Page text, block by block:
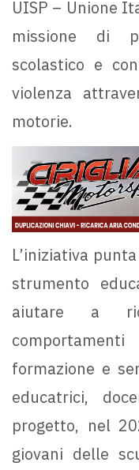
UISP – Unione
missione di
scolastico e
violenza
motorie.
L’iniziativa
strumento
aiutare a
formazione e
educatrici,
progetto, nel
giovani delle